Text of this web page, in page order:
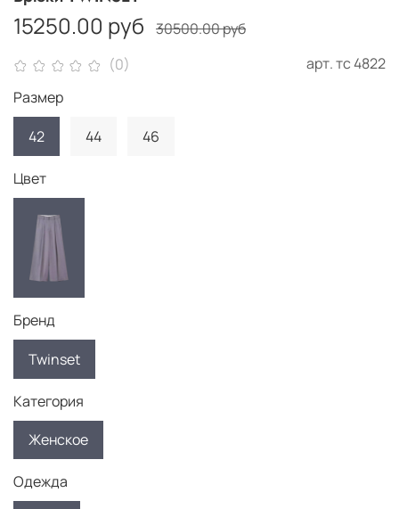
(0) арт.тс 4822
15250.00 руб 30500.00 руб
Размер
42
44 46
Цвет
Бренд
Twinset
Категория
Женское
Одежда